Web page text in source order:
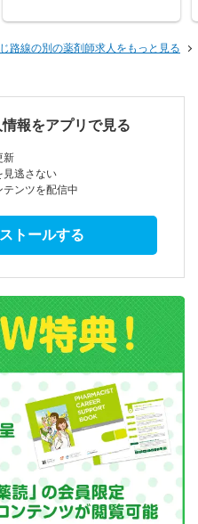
路線の別の薬剤師求人をもっと見る
報をアプリで見る
新
見逃さない
ンツを配信中
トールする